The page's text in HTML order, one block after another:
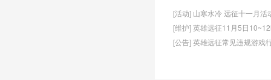
[活动] 山寒水冷 远征十一月活
[维护] 英雄远征11月5日
[公告] 英雄远征常见违规游戏